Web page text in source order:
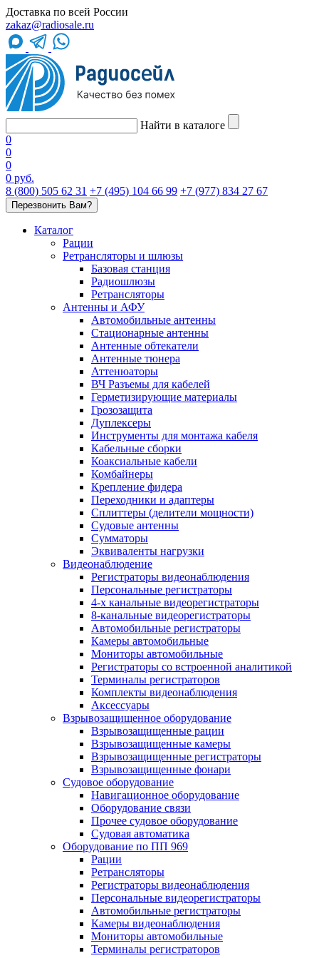
Доставка по всей России
zakaz@radiosale.ru
Найти в каталоге
0
0
0
0 руб.
8 (800) 505 62 31 +7 (495) 104 66 99 +7 (977) 834 27 67
Перезвонить Вам?
Каталог
Рации
Ретрансляторы и шлюзы
Базовая станция
Радиошлюзы
Ретрансляторы
Антенны и АФУ
Автомобильные антенны
Стационарные антенны
Антенные обтекатели
Антенные тюнера
Аттенюаторы
ВЧ Разъемы для кабелей
Герметизирующие материалы
Грозозащита
Дуплексеры
Инструменты для монтажа кабеля
Кабельные сборки
Коаксиальные кабели
Комбайнеры
Крепление фидера
Переходники и адаптеры
Сплиттеры (делители мощности)
Судовые антенны
Сумматоры
Эквиваленты нагрузки
Видеонаблюдение
Регистраторы видеонаблюдения
Персональные регистраторы
4-х канальные видеорегистраторы
8-канальные видеорегистраторы
Автомобильные регистраторы
Камеры автомобильные
Мониторы автомобильные
Регистраторы со встроенной аналитикой
Терминалы регистраторов
Комплекты видеонаблюдения
Аксессуары
Взрывозащищенное оборудование
Взрывозащищенные рации
Взрывозащищенные камеры
Взрывозащищенные регистраторы
Взрывозащищенные фонари
Судовое оборудование
Навигационное оборудование
Оборудование связи
Прочее судовое оборудование
Судовая автоматика
Оборудование по ПП 969
Рации
Ретрансляторы
Регистраторы видеонаблюдения
Персональные видеорегистраторы
Автомобильные регистраторы
Камеры видеонаблюдения
Мониторы автомобильные
Терминалы регистраторов